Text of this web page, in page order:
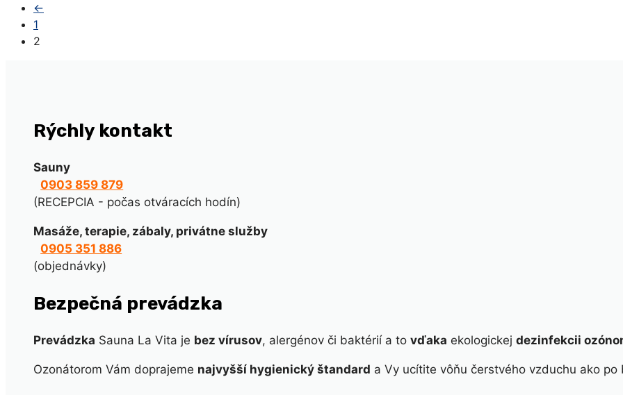
←
1
2
Rýchly kontakt
Sauny
0903 859 879
(RECEPCIA - počas otváracích hodín)
Masáže, terapie, zábaly, privátne služby
0905 351 886
(objednávky)
Bezpečná prevádzka
Prevádzka Sauna La Vita je bez vírusov, alergénov či baktérií a to vďaka ekologickej dezinfekcii
Ozonátorom Vám doprajeme najvyšší hygienický štandard a Vy ucítite vôňu čerstvého vzduchu ako po